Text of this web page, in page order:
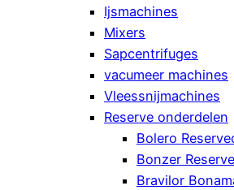
Ijsmachines
Mixers
Sapcentrifuges
vacumeer machines
Vleessnijmachines
Reserve onderdelen
Bolero
Bonzer
Bravilor